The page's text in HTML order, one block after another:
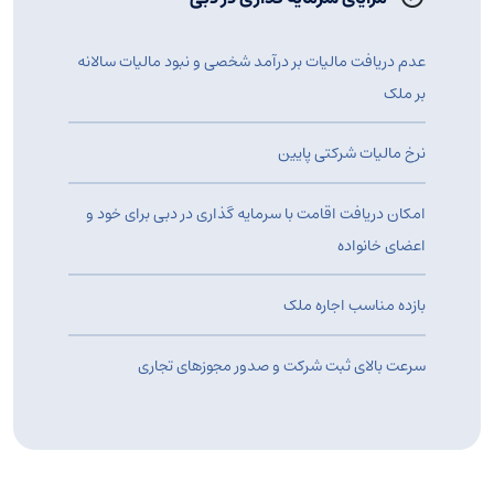
عدم دریافت مالیات بر درآمد شخصی و نبود مالیات سالانه
بر ملک
نرخ مالیات شرکتی پایین
امکان دریافت اقامت با سرمایه گذاری در دبی برای خود و
اعضای خانواده
بازده مناسب اجاره ملک
سرعت بالای ثبت شرکت و صدور مجوزهای تجاری